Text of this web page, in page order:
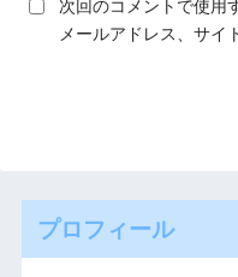
次回のコメントで使用
メールアドレス、サイ
プロフィール